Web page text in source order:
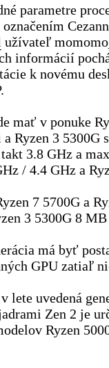
parametre
užívateľ
informácií
k novému
mať v ponuke
Ryzen 3 5300G
3.8 GHz a
/ 4.4 GHz a
7 5700G a
3 5300G 8
má byť
GPU zatiaľ
lete uvedená
Zen 2 je
Ryzen